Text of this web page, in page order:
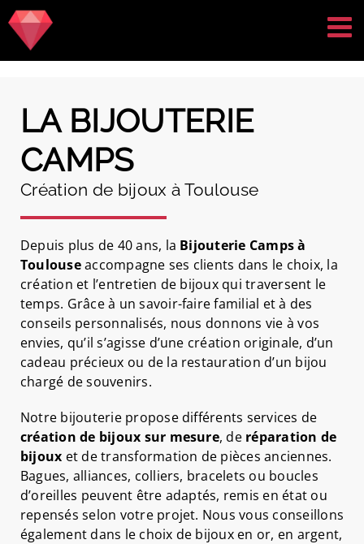
Passer
au
contenu
LA BIJOUTERIE
CAMPS
Création de bijoux à Toulouse
Depuis plus de 40 ans, la Bijouterie Camps à
Toulouseaccompagne ses clients dans le choix, la
création et l’entretien de bijoux qui traversent le
temps. Grâce à un savoir-faire familial et à des
conseils personnalisés, nous donnons vie à vos
envies, qu’il s’agisse d’une création originale, d’un
cadeau précieux ou de la restauration d’un bijou
chargé de souvenirs.
Notre bijouterie propose différents services de
création de bijoux sur mesure, de réparation de
bijoux et de transformation de pièces anciennes.
Bagues, alliances, colliers, bracelets ou boucles
d’oreilles peuvent être adaptés, remis en état ou
repensés selon votre projet. Nous vous conseillons
également dans le choix de bijoux en or, en argent,